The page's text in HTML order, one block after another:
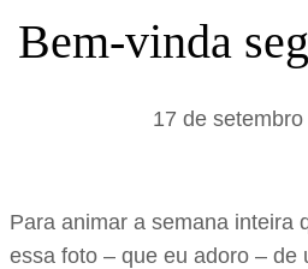
a
Bem-vinda
17 de
Para animar a semana inteira
essa foto – que eu adoro – de